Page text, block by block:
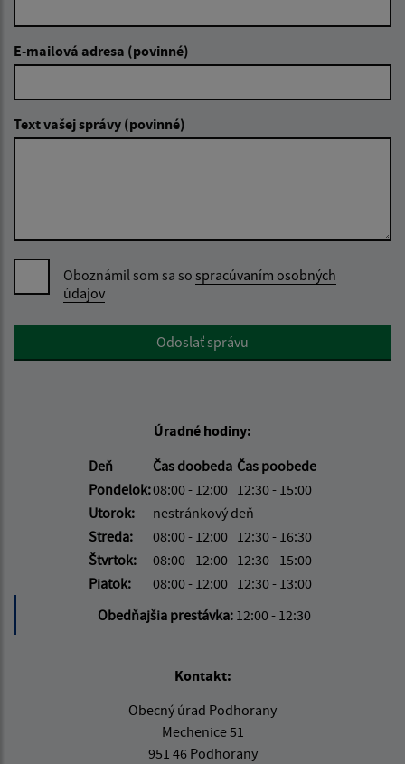
E-mailová adresa (povinné)
Text vašej správy (povinné)
Oboznámil som sa so spracúvaním osobných
údajov
Google reCaptcha ResponseOdoslať správu
Úradné hodiny:
Deň
Čas doobeda Čas poobede
Pondelok:08:00 - 12:00 12:30 - 15:00
Utorok:
nestránkový deň
Streda:
08:00 - 12:00 12:30 - 16:30
Štvrtok:
08:00 - 12:00 12:30 - 15:00
Piatok:
08:00 - 12:00 12:30 - 13:00
Obedňajšia prestávka: 12:00 - 12:30
Kontakt:
Obecný úrad Podhorany
Mechenice 51
951 46 Podhorany